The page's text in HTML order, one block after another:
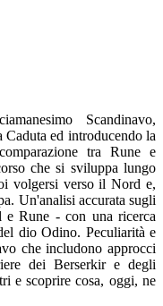
Scandinavo,
ed introducendo la
tra Rune e
che si sviluppa lungo
volgersi verso il Nord e,
Un'analisi accurata sugli
e Rune - con una ricerca
dio Odino. Peculiarità e
che includono approcci
dei Berserkir e degli
e scoprire cosa, oggi, ne